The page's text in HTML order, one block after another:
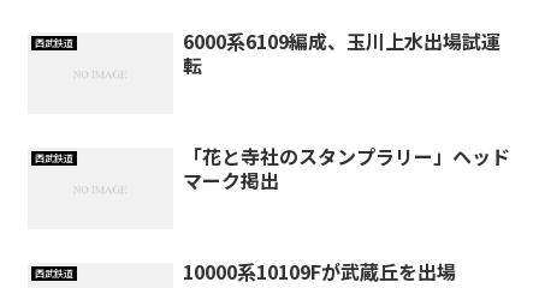
西武鉄道
6000系6109編成、玉川上水出場試運
転
西武鉄道
「花と寺社のスタンプラリー」ヘッド
マーク掲出
西武鉄道 10000系10109Fが武蔵丘を出場